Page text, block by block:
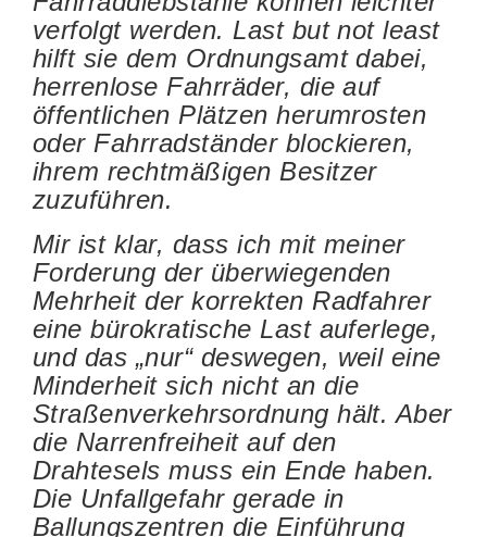
verfolgt werden. Last but not least
hilft sie dem Ordnungsamt dabei,
herrenlose Fahrräder, die auf
öffentlichen Plätzen herumrosten
oder Fahrradständer blockieren,
ihrem rechtmäßigen Besitzer
zuzuführen.
Mir ist klar, dass ich mit meiner
Forderung der überwiegenden
Mehrheit der korrekten Radfahrer
eine bürokratische Last auferlege,
und das „nur“ deswegen, weil eine
Minderheit sich nicht an die
Straßenverkehrsordnung hält. Aber
die Narrenfreiheit auf den
Drahtesels muss ein Ende haben.
Die Unfallgefahr gerade in
Ballungszentren die Einführung